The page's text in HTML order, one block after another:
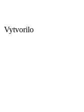
Vytvorilo